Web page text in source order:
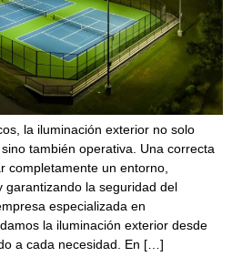
la iluminación exterior no solo
también operativa. Una correcta
completamente un entorno,
garantizando la seguridad del
especializada en
la iluminación exterior desde
a cada necesidad. En […]